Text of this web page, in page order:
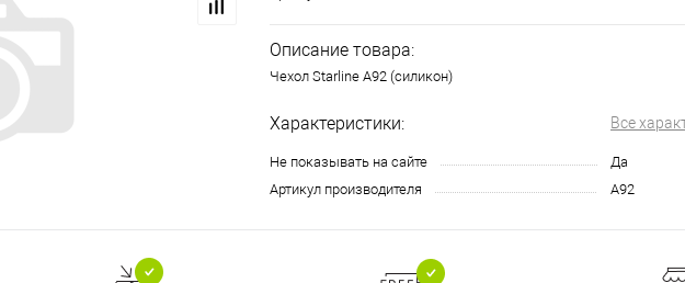
Описание товара:
Чехол Starline A92 (силикон)
Характеристики: Все
Не показывать на сайте
Да
Артикул производителя
A92